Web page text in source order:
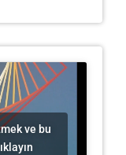
ve bu